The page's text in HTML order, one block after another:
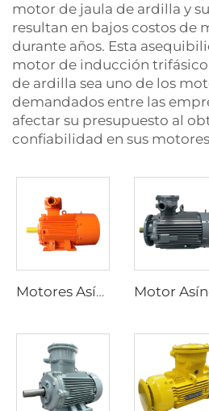
motor de jaula de ardilla y
resultan en bajos costos de
durante años. Esta
motor de inducción
de ardilla sea uno de los
demandados entre las
afectar su presupuesto al
confiabilidad en sus
Motores Asíncronos Trifásicos a Prueba de Explosiones Serie YBK3 para Minas Subterráneas de Carbón